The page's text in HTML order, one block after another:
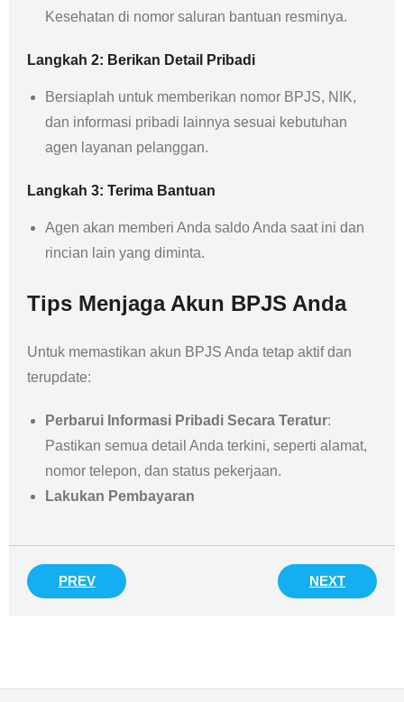
Kesehatan di nomor saluran bantuan resminya.
Langkah 2: Berikan Detail Pribadi
Bersiaplah untuk memberikan nomor BPJS, NIK,
dan informasi pribadi lainnya sesuai kebutuhan
agen layanan pelanggan.
Langkah 3: Terima Bantuan
Agen akan memberi Anda saldo Anda saat ini dan
rincian lain yang diminta.
Tips Menjaga Akun BPJS Anda
Untuk memastikan akun BPJS Anda tetap aktif dan
terupdate:
Perbarui Informasi Pribadi Secara Teratur:
Pastikan semua detail Anda terkini, seperti alamat,
nomor telepon, dan status pekerjaan.
Lakukan Pembayaran
PREV NEXT